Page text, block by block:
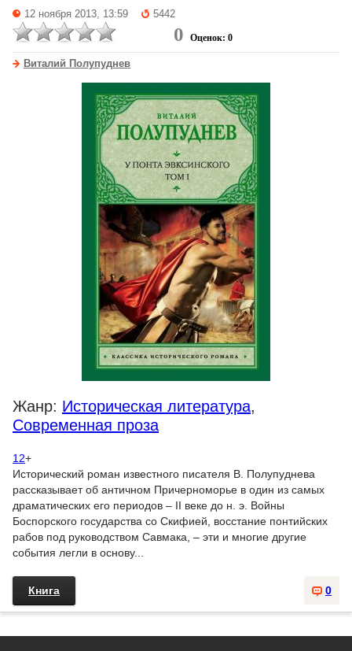
12 ноября 2013, 13:59 5442
0 Оценок: 0
Виталий Полупуднев
Жанр: Историческая литература,
Современная проза
12+
Исторический роман известного писателя В. Полупуднева
рассказывает об античном Причерноморье в один из самых
драматических его периодов – II веке до н. э. Войны
Боспорского государства со Скифией, восстание понтийских
рабов под руководством Савмака, – эти и многие другие
события легли в основу...
0
Книга